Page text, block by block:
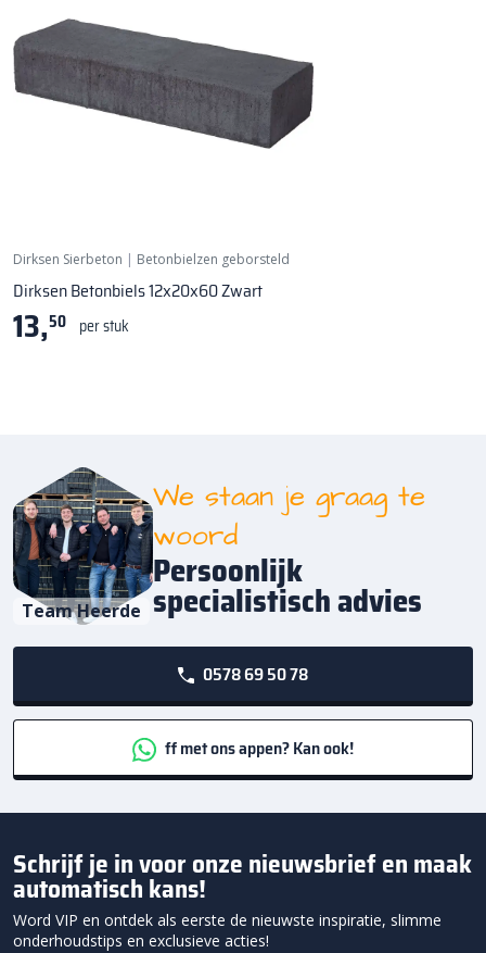
Dirksen Sierbeton | Betonbielzen geborsteld
Dirksen Betonbiels 12x20x60 Zwart
13,50 per stuk
Team Heerde
We staan je graag te
woord
Persoonlijk
specialistisch advies
0578 69 50 78
ff met ons appen? Kan ook!
Schrijf je in voor onze nieuwsbrief en maak
automatisch kans!
Word VIP en ontdek als eerste de nieuwste inspiratie, slimme
onderhoudstips en exclusieve acties!